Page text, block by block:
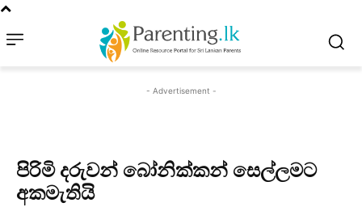
- Advertisement -
පිරිමි දරුවන් බෝනික්කන් සෙල්ලමට
අකමැතියි